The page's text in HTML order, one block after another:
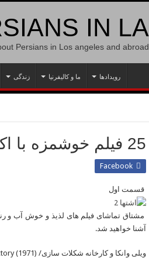
IN LA
Persians in Los angeles and abroad
رویدادها ما و کالیفرنیا زندگی
25 فیلم خوشمزه با اکشن های اشتهاآور
Facebook
قسمت اول
مشتاق تماشای فیلم های لذیذ و خوش آب و
آشنا خواهید شد.
ویلی وانکا و کارخانه شکلات سازی/ (Willy Wonka and the Chocolate Factory (1971